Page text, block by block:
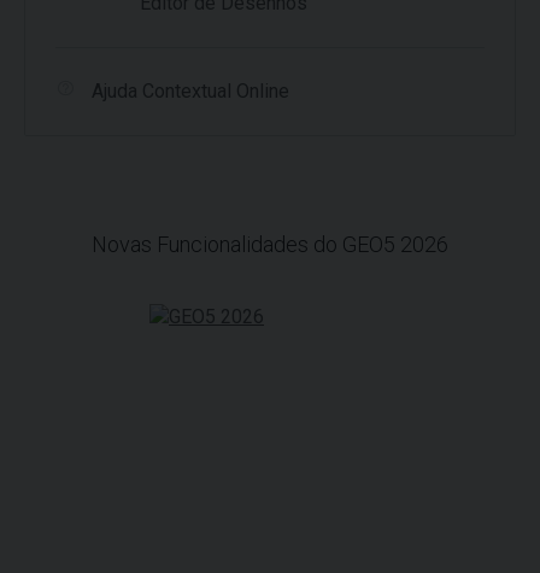
Ajuda Contextual Online
Novas Funcionalidades do GEO5 2026